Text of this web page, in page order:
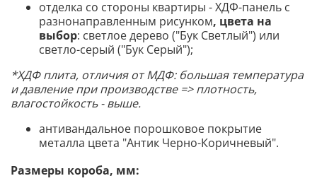
отделка со стороны квартиры - ХДФ-панель с
разнонаправленным рисунком, цвета на
выбор: светлое дерево ("Бук Светлый") или
светло-серый ("Бук Серый");
*ХДФ плита, отличия от МДФ: большая температура
и давление при производстве => плотность,
влагостойкость - выше.
антивандальное порошковое покрытие
металла цвета "Антик Черно-Коричневый".
Размеры короба, мм: